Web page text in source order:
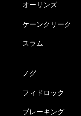
オーリンズ
ケーンクリーク
スラム
ノグ
フィドロック
ブレーキング